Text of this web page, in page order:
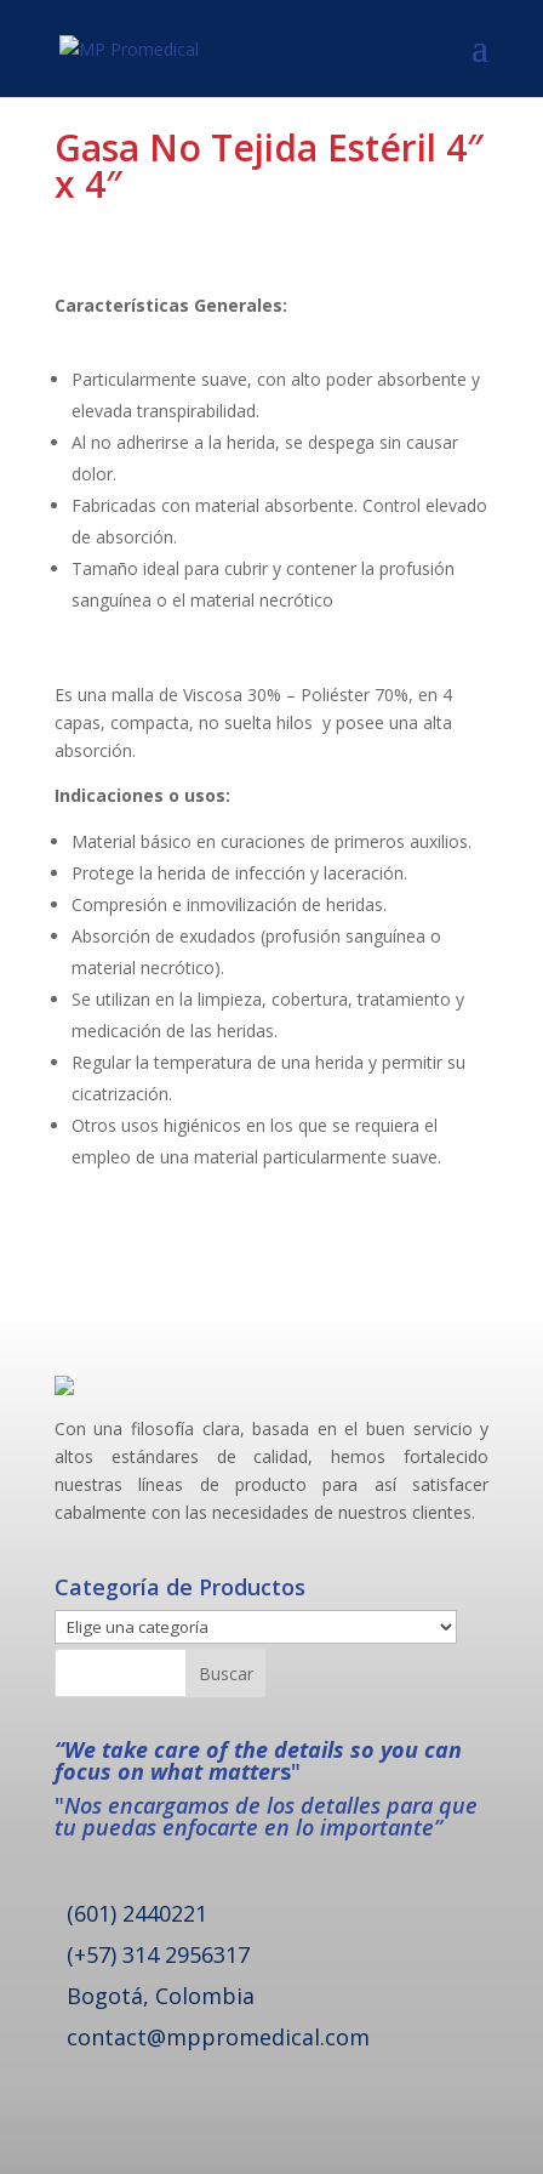
Gasa No Tejida Estéril 4″
x 4″
Características Generales:
Particularmente suave, con alto poder absorbente y
elevada transpirabilidad.
Al no adherirse a la herida, se despega sin causar
dolor.
Fabricadas con material absorbente. Control elevado
de absorción.
Tamaño ideal para cubrir y contener la profusión
sanguínea o el material necrótico
Es una malla de Viscosa 30% – Poliéster 70%, en 4
capas, compacta, no suelta hilos y posee una alta
absorción.
Indicaciones o usos:
Material básico en curaciones de primeros auxilios.
Protege la herida de infección y laceración.
Compresión e inmovilización de heridas.
Absorción de exudados (profusión sanguínea o
material necrótico).
Se utilizan en la limpieza, cobertura, tratamiento y
medicación de las heridas.
Regular la temperatura de una herida y permitir su
cicatrización.
Otros usos higiénicos en los que se requiera el
empleo de una material particularmente suave.
Con una filosofía clara, basada en el buen servicio y
altos estándares de calidad, hemos fortalecido
nuestras líneas de producto para así satisfacer
cabalmente con las necesidades de nuestros clientes.
Categoría de Productos
“We take care of the details so you can
focus on what matters"
"Nos encargamos de los detalles para que
tu puedas enfocarte en lo importante”
(601) 2440221
(+57) 314 2956317
Bogotá, Colombia
contact@mppromedical.com